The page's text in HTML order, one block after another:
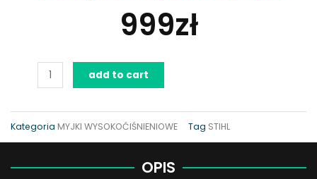
999zł
add to cart
Kategoria MYJKI WYSOKOĆIŚNIENIOWE Tag STIHL
OPIS